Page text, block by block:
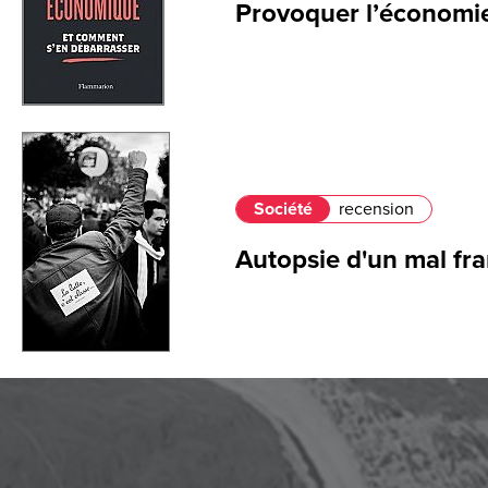
Provoquer
Société recension
Autopsie d'un mal